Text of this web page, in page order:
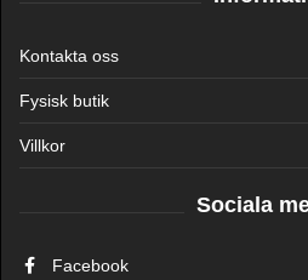
Kontakta oss
Fysisk butik
Villkor
Sociala
Facebook